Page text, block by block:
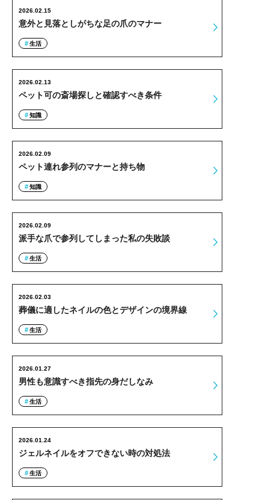
意外と見落としがちな足の爪のマナー
2026.02.15
生活
ペット可の斎場探しと確認すべき条件
2026.02.13
知識
ペット連れ参列のマナーと持ち物
2026.02.09
知識
派手な爪で参列してしまった私の失敗談
2026.02.09
生活
葬儀に適したネイルの色とデザインの境界線
2026.02.03
生活
男性も意識すべき指先の身だしなみ
2026.01.27
生活
ジェルネイルをオフできない時の対処法
2026.01.24
生活